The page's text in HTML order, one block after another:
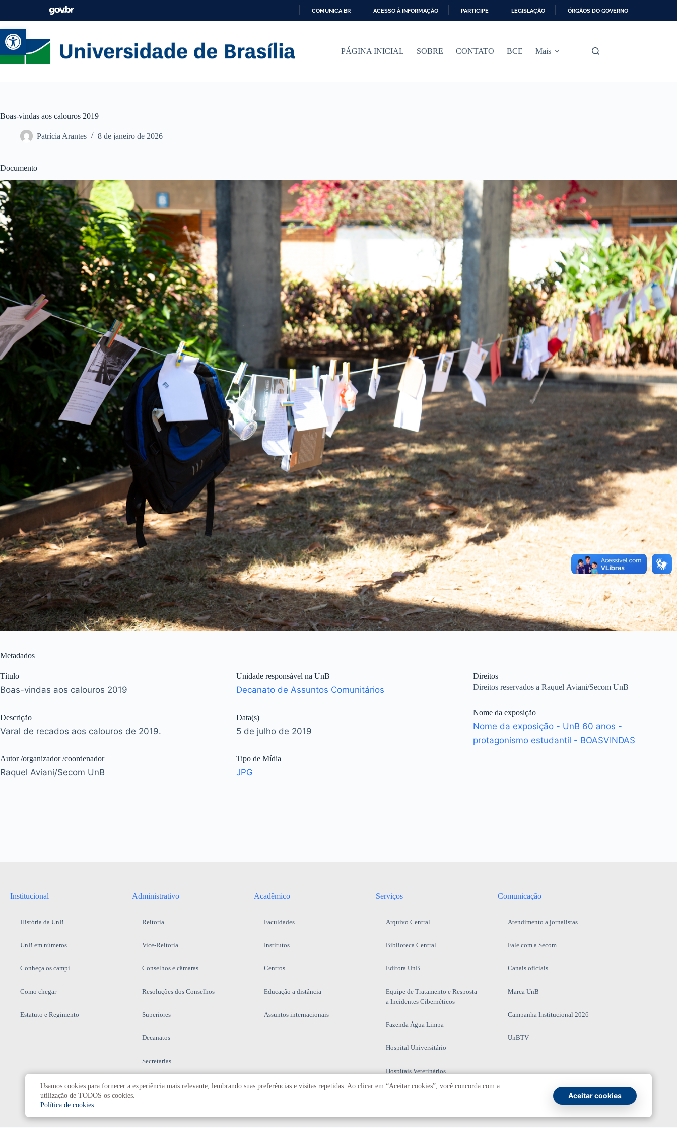
Abrir a barra de ferramentas
A
COMUNICA BR ACESSO À INFORMAÇÃO PARTICIPE LEGISLAÇÃO ÓRGÃOS DO GOVERNO
PÁGINA INICIAL SOBRE CONTATO BCE Mais
Boas-vindas aos calouros 2019
Patrícia Arantes 8 de janeiro de 2026
Documento
Metadados
Título
Boas-vindas aos calouros 2019
Descrição
Varal de recados aos calouros de 2019.
Autor /organizador /coordenador
Raquel Aviani/Secom UnB
Unidade responsável na UnB
Decanato de Assuntos Comunitários
Data(s)
5 de julho de 2019
Tipo de Mídia
JPG
Direitos
Direitos reservados a Raquel Aviani/Secom UnB
Nome da exposição
Nome da exposição - UnB 60 anos -
protagonismo estudantil - BOASVINDAS
Institucional
História da UnB
UnB em números
Conheça os campi
Como chegar
Estatuto e Regimento
Administrativo
Reitoria
Vice-Reitoria
Conselhos e câmaras
Resoluções dos Conselhos
Superiores
Decanatos
Secretarias
Prefeitura da UnB
Acadêmico
Faculdades
Institutos
Centros
Educação a distância
Assuntos internacionais
Serviços
Arquivo Central
Biblioteca Central
Editora UnB
Equipe de Tratamento e Resposta
a Incidentes Cibernéticos
Fazenda Água Limpa
Hospital Universitário
Hospitais Veterinários
Comunicação
Atendimento a jornalistas
Fale com a Secom
Canais oficiais
Marca UnB
Campanha Institucional 2026
UnBTV
Usamos cookies para fornecer a experiência mais relevante, lembrando suas preferências e visitas repetidas. Ao clicar em “Aceitar cookies”, você concorda com a
utilização de TODOS os cookies.
Política de cookies
Aceitar cookies